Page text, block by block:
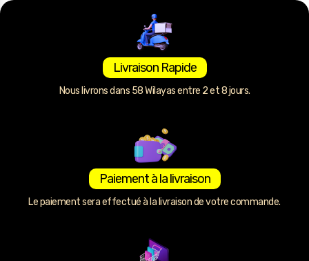
Livraison Rapide
Nous livrons dans 58 Wilayas entre 2 et 8 jours.
Paiement à la livraison
Le paiement sera effectué à la livraison de votre commande.